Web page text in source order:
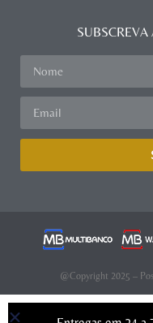
SUBSCREVA
@Copyright 2025 –